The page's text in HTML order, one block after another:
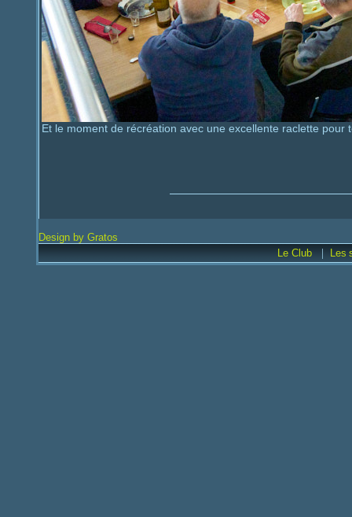
Et le moment de récréation avec une excellente raclette pour
Design by Gratos
Le Club
| Les